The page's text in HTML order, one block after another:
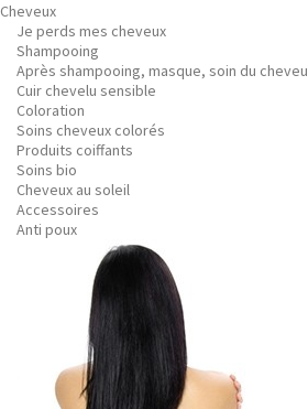
Cheveux
Je perds mes cheveux
Shampooing
Après shampooing, masque, soin du cheveu
Cuir chevelu sensible
Coloration
Soins cheveux colorés
Produits coiffants
Soins bio
Cheveux au soleil
Accessoires
Anti poux